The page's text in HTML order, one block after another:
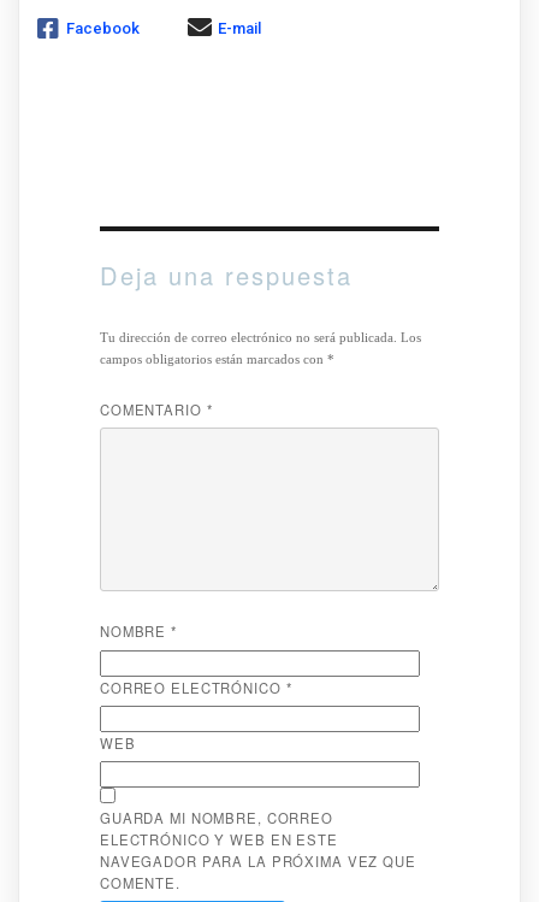
Facebook E-mail
Deja una respuesta
Tu dirección de correo electrónico no será publicada. Los
campos obligatorios están marcados con *
COMENTARIO *
NOMBRE*
CORREO ELECTRÓNICO *
WEB
GUARDA MI NOMBRE, CORREO
ELECTRÓNICO Y WEB EN ESTE
NAVEGADOR PARA LA PRÓXIMA VEZ QUE
COMENTE.